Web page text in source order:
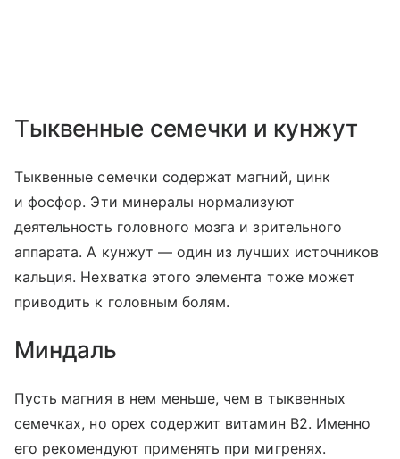
Тыквенные семечки и кунжут
Тыквенные семечки содержат магний, цинк
и фосфор. Эти минералы нормализуют
деятельность головного мозга и зрительного
аппарата. А кунжут — один из лучших источников
кальция. Нехватка этого элемента тоже может
приводить к головным болям.
Миндаль
Пусть магния в нем меньше, чем в тыквенных
семечках, но орех содержит витамин В2. Именно
его рекомендуют применять при мигренях.